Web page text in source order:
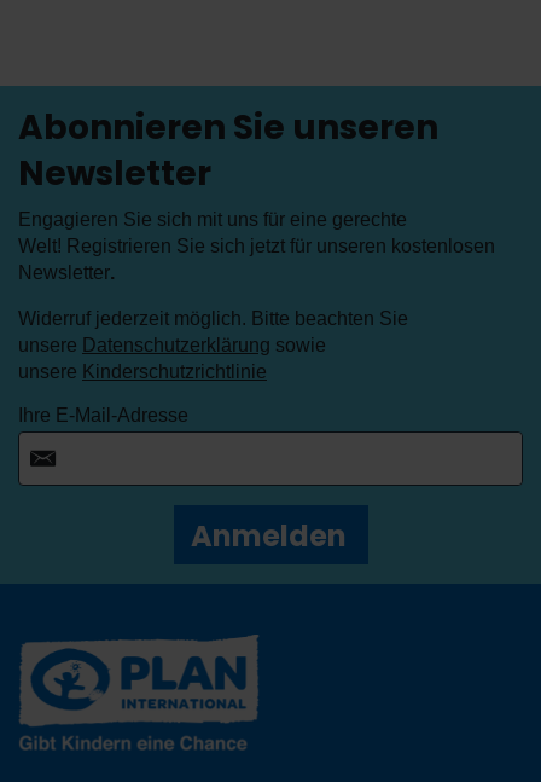
Abonnieren Sie unseren
Newsletter
Engagieren Sie sich mit uns für eine gerechte
Welt! Registrieren Sie sich jetzt für unseren kostenlosen
Newsletter.
Widerruf jederzeit möglich. Bitte beachten Sie
unsere Datenschutzerklärung sowie
unsere Kinderschutzrichtlinie
Ihre E-Mail-Adresse
Anmelden